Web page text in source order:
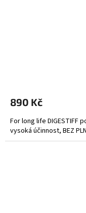
890 Kč
For long life DIGESTIFF
vysoká účinnost, BEZ